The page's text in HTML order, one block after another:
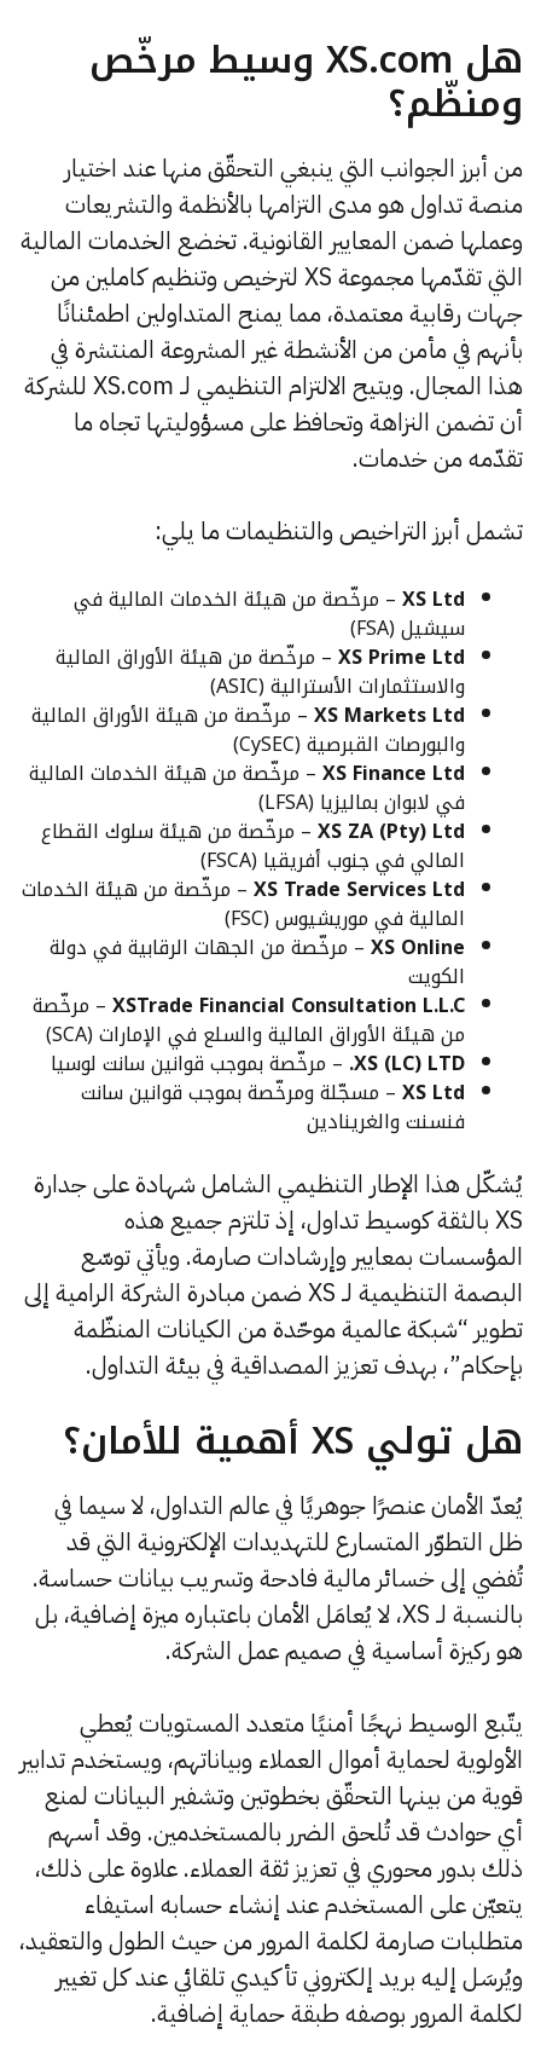
هل XS.com وسيط مرخّص
ومنظّم؟
من أبرز الجوانب التي ينبغي التحقّق منها عند اختيار
منصة تداول هو مدى التزامها بالأنظمة والتشريعات
وعملها ضمن المعايير القانونية. تخضع الخدمات المالية
التي تقدّمها مجموعة XS لترخيص وتنظيم كاملين من
جهات رقابية معتمدة، مما يمنح المتداولين اطمئنانًا
بأنهم في مأمن من الأنشطة غير المشروعة المنتشرة في
هذا المجال. ويتيح الالتزام التنظيمي لـ XS.com للشركة
أن تضمن النزاهة وتحافظ على مسؤوليتها تجاه ما
تقدّمه من خدمات.
تشمل أبرز التراخيص والتنظيمات ما يلي:
XS Ltd– مرخّصة من هيئة الخدمات المالية في
سيشيل (FSA)
XS Prime Ltd– مرخّصة من هيئة الأوراق المالية
والاستثمارات الأسترالية (ASIC)
XS Markets Ltd– مرخّصة من هيئة الأوراق المالية
والبورصات القبرصية (CySEC)
XS Finance Ltd– مرخّصة من هيئة الخدمات المالية
في لابوان بماليزيا (LFSA)
XS ZA (Pty) Ltd– مرخّصة من هيئة سلوك القطاع
المالي في جنوب أفريقيا (FSCA)
XS Trade Services Ltd– مرخّصة من هيئة الخدمات
المالية في موريشيوس (FSC)
XS Online– مرخّصة من الجهات الرقابية في دولة
الكويت
XSTrade Financial Consultation L.L.C– مرخّصة
من هيئة الأوراق المالية والسلع في الإمارات (SCA)
XS (LC) LTD. – مرخّصة بموجب قوانين سانت لوسيا
XS Ltd– مسجّلة ومرخّصة بموجب قوانين سانت
فنسنت والغرينادين
يُشكّل هذا الإطار التنظيمي الشامل شهادة على جدارة
XS بالثقة كوسيط تداول، إذ تلتزم جميع هذه
المؤسسات بمعايير وإرشادات صارمة. ويأتي توسّع
البصمة التنظيمية لـ XS ضمن مبادرة الشركة الرامية إلى
تطوير “شبكة عالمية موحّدة من الكيانات المنظّمة
بإحكام”، بهدف تعزيز المصداقية في بيئة التداول.
هل تولي XS أهمية للأمان؟
يُعدّ الأمان عنصرًا جوهريًا في عالم التداول، لا سيما في
ظل التطوّر المتسارع للتهديدات الإلكترونية التي قد
تُفضي إلى خسائر مالية فادحة وتسريب بيانات حساسة.
بالنسبة لـ XS، لا يُعامَل الأمان باعتباره ميزة إضافية، بل
هو ركيزة أساسية في صميم عمل الشركة.
يتّبع الوسيط نهجًا أمنيًا متعدد المستويات يُعطي
الأولوية لحماية أموال العملاء وبياناتهم، ويستخدم تدابير
قوية من بينها التحقّق بخطوتين وتشفير البيانات لمنع
أي حوادث قد تُلحق الضرر بالمستخدمين. وقد أسهم
ذلك بدور محوري في تعزيز ثقة العملاء. علاوة على ذلك،
يتعيّن على المستخدم عند إنشاء حسابه استيفاء
متطلبات صارمة لكلمة المرور من حيث الطول والتعقيد،
ويُرسَل إليه بريد إلكتروني تأكيدي تلقائي عند كل تغيير
لكلمة المرور بوصفه طبقة حماية إضافية.